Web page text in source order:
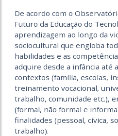
De acordo com o
Futuro da Educação do
aprendizagem ao longo da
sociocultural que engloba
habilidades e as
adquire desde a infância até
contextos (família, escolas,
treinamento vocacional,
trabalho, comunidade etc.),
(formal, não formal e
finalidades (pessoal, cívica,
trabalho).